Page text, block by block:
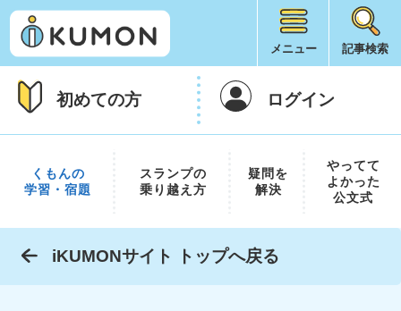
メニュー 記事検索
初めての方 ログイン
くもんの
学習・宿題
スランプの
乗り越え方
疑問を
解決
やってて
よかった
公文式
iKUMONサイト トップへ戻る